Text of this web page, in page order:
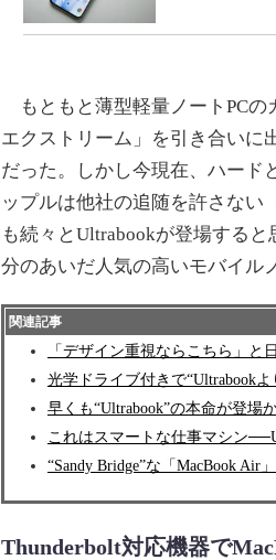
もともと薄型軽量ノートPCの
エクストリーム」を引き合いに
だった。しかし今現在、ハード
ップルは他社の追随を許さない
も続々とUltrabookが登場する
分のあいだ人気の高いモバイル
関連記事
「デザイン重視ならこちら」と
光学ドライブ付きで“Ultrabook
早くも“Ultrabook”の本命が登
これはスマートな仕事マシン
“Sandy Bridge”な「MacBook Air
Thunderbolt対応機器で